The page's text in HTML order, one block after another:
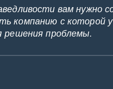
вам нужно
компанию с которой у
решения проблемы.